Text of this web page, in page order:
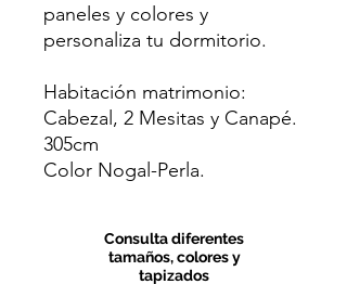
paneles y colores y
personaliza tu dormitorio.
Habitación matrimonio:
Cabezal, 2 Mesitas y Canapé.
305cm
Color Nogal-Perla.
Consulta diferentes
tamaños, colores y
tapizados